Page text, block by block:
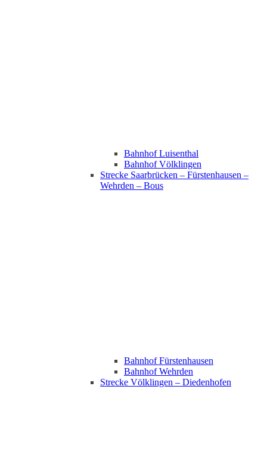
Bahnhof Luisenthal
Bahnhof Völklingen
Strecke Saarbrücken – Fürstenhausen –
Wehrden – Bous
Bahnhof Fürstenhausen
Bahnhof Wehrden
Strecke Völklingen – Diedenhofen